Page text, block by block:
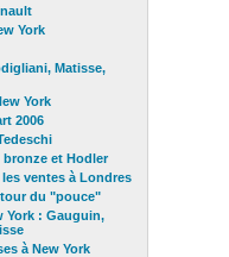
York
Matisse,
York
2006
et Hodler
ventes à Londres
du "pouce"
York : Gauguin,
à New York